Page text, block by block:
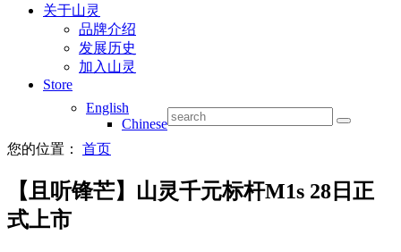
关于山灵
品牌介绍
发展历史
加入山灵
Store
English
Chinese
您的位置：
首页
【且听锋芒】山灵千元标杆M1s 28日正
式上市